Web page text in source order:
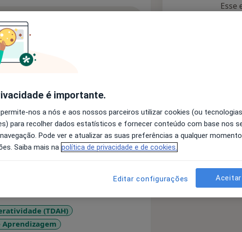
Solicite um atendimento
Consultórios
acredito que devemos seguir
a seguir o caminho da Psicologia!
e a magia do cérebro humano,
humana, na procura de a
da minha vida é um novo passo
de entender e contribuir para este
(TDAH)
Aprendizagem
Esse
é importante.
nos a nós e aos nossos parceiros utilizar cookies (ou tecnologias
para recolher dados estatísticos e fornecer conteúdo com base nos
Pode ver e atualizar as suas preferências a qualquer
Saiba mais na política de privacidade e de cookies.
Editar configurações Aceitar